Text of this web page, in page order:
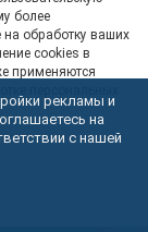
более
на обработку ваших
cookies в
применяются
рекламы и
на
с нашей